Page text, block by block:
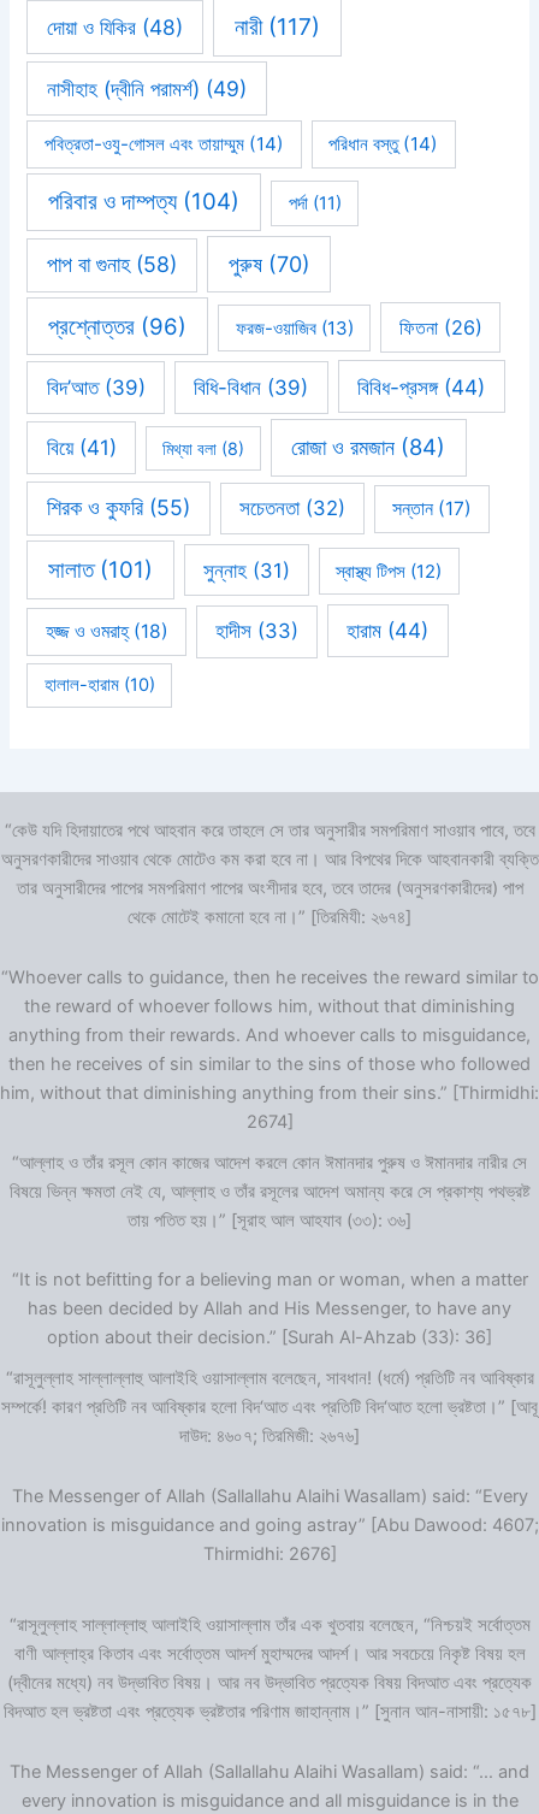
দোয়া ও যিকির (48) নারী(117)
নাসীহাহ (দ্বীনি পরামর্শ) (49)
পবিত্রতা-ওযু-গোসল এবং তায়াম্মুম (14) পরিধান বস্তু(14)
পরিবার ও দাম্পত্য(104) পর্দা(11)
পাপ বা গুনাহ(58) পুরুষ(70)
প্রশ্নোত্তর (96) ফরজ-ওয়াজিব(13) ফিতনা(26)
বিদ’আত(39) বিধি-বিধান (39) বিবিধ-প্রসঙ্গ(44)
বিয়ে(41) মিথ্যা বলা(8) রোজা ও রমজান (84)
শিরক ও কুফরি(55) সচেতনতা(32) সন্তান(17)
সালাত(101) সুন্নাহ (31) স্বাস্থ্য টিপস (12)
হজ্জ ও ওমরাহ্‌(18) হাদীস(33) হারাম (44)
হালাল-হারাম(10)
“কেউ যদি হিদায়াতের পথে আহবান করে তাহলে সে তার অনুসারীর সমপরিমাণ সাওয়াব পাবে, তবে
অনুসরণকারীদের সাওয়াব থেকে মোটেও কম করা হবে না। আর বিপথের দিকে আহবানকারী ব্যক্তি
তার অনুসারীদের পাপের সমপরিমাণ পাপের অংশীদার হবে, তবে তাদের (অনুসরণকারীদের) পাপ
থেকে মোটেই কমানো হবে না।” [তিরমিযী: ২৬৭৪]
“Whoever calls to guidance, then he receives the reward similar to
the reward of whoever follows him, without that diminishing
anything from their rewards. And whoever calls to misguidance,
then he receives of sin similar to the sins of those who followed
him, without that diminishing anything from their sins.” [Thirmidhi:
2674]
“আল্লাহ ও তাঁর রসূল কোন কাজের আদেশ করলে কোন ঈমানদার পুরুষ ও ঈমানদার নারীর সে
বিষয়ে ভিন্ন ক্ষমতা নেই যে, আল্লাহ ও তাঁর রসূলের আদেশ অমান্য করে সে প্রকাশ্য পথভ্রষ্ট
তায় পতিত হয়।” [সূরাহ আল আহযাব (৩৩): ৩৬]
“It is not befitting for a believing man or woman, when a matter
has been decided by Allah and His Messenger, to have any
option about their decision.” [Surah Al-Ahzab (33): 36]
“রাসূলুল্লাহ সাল্লাল্লাহু আলাইহি ওয়াসাল্লাম বলেছেন, সাবধান! (ধর্মে) প্রতিটি নব আবিষ্কার
সম্পর্কে! কারণ প্রতিটি নব আবিষ্কার হলো বিদ‘আত এবং প্রতিটি বিদ‘আত হলো ভ্রষ্টতা।” [আবূ
দাউদ: ৪৬০৭; তিরমিজী: ২৬৭৬]
The Messenger of Allah (Sallallahu Alaihi Wasallam) said: “Every
innovation is misguidance and going astray” [Abu Dawood: 4607;
Thirmidhi: 2676]
“রাসূলুল্লাহ সাল্লাল্লাহু আলাইহি ওয়াসাল্লাম তাঁর এক খুতবায় বলেছেন, “নিশ্চয়ই সর্বোত্তম
বাণী আল্লাহ্‌র কিতাব এবং সর্বোত্তম আদর্শ মুহাম্মদের আদর্শ। আর সবচেয়ে নিকৃষ্ট বিষয় হল
(দ্বীনের মধ্যে) নব উদ্ভাবিত বিষয়। আর নব উদ্ভাবিত প্রত্যেক বিষয় বিদআত এবং প্রত্যেক
বিদআত হল ভ্রষ্টতা এবং প্রত্যেক ভ্রষ্টতার পরিণাম জাহান্নাম।” [সুনান আন-নাসায়ী: ১৫৭৮]
The Messenger of Allah (Sallallahu Alaihi Wasallam) said: “… and
every innovation is misguidance and all misguidance is in the